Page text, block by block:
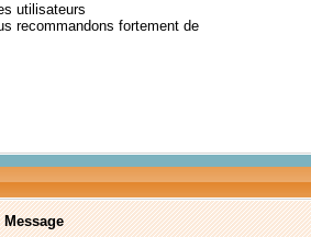
utilisateurs
recommandons fortement de
Message